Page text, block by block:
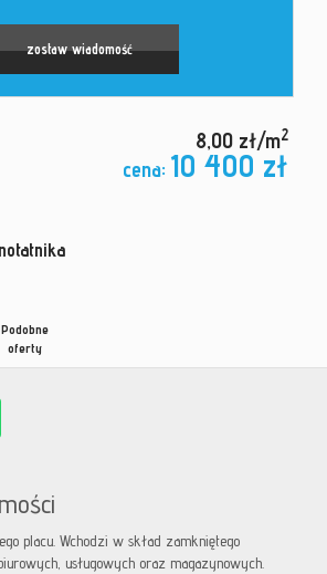
zostaw wiadomość
8,00 zł/m2
cena: 10 400 zł
Podobne
oferty
placu. Wchodzi w skład zamkniętego
usługowych oraz magazynowych.